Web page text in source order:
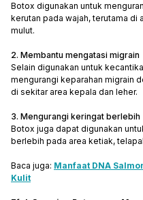
Botox digunakan untuk
kerutan pada wajah, terutama di
mulut.
2. Membantu mengatasi migrain
Selain digunakan untuk
mengurangi keparahan migrain
di sekitar area kepala dan leher.
3. Mengurangi keringat berlebih
Botox juga dapat digunakan
berlebih pada area ketiak,
Baca juga: Manfaat DNA
Kulit